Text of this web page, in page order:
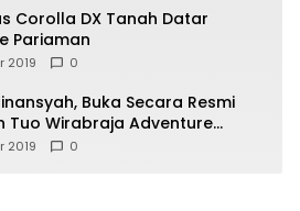
Corolla DX Tanah Datar
Pariaman
2019 0
Buka Secara Resmi
Tuo Wirabraja Adventure
2019 0